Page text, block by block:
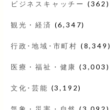
ビジネスキャッチー (362)
観光・経済 (6,347)
行政･地域･市町村 (8,349)
医療・福祉・健康 (3,003)
文化･芸能 (3,192)